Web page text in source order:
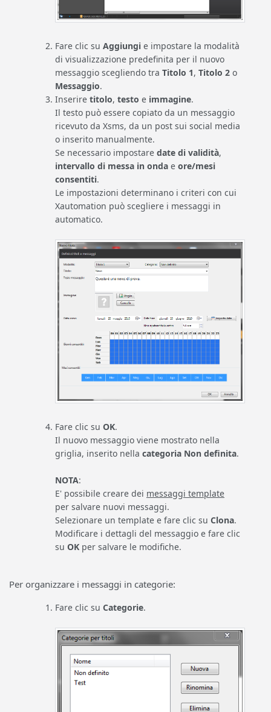
Fare clic su Aggiungi e impostare la modalità
di visualizzazione predefinita per il nuovo
messaggio scegliendo tra Titolo 1, Titolo 2 o
Messaggio.
Inserire titolo, testo e immagine.
Il testo può essere copiato da un messaggio
ricevuto da Xsms, da un post sui social media
o inserito manualmente.
Se necessario impostare date di validità,
intervallo di messa in onda e ore/mesi
consentiti.
Le impostazioni determinano i criteri con cui
Xautomation può scegliere i messaggi in
automatico.
Fare clic su OK.
Il nuovo messaggio viene mostrato nella
griglia, inserito nella categoria Non definita.
NOTA:
E' possibile creare dei messaggi template
per salvare nuovi messaggi.
Selezionare un template e fare clic su Clona.
Modificare i dettagli del messaggio e fare clic
su OK per salvare le modifiche.
Per organizzare i messaggi in categorie:
Fare clic su Categorie.